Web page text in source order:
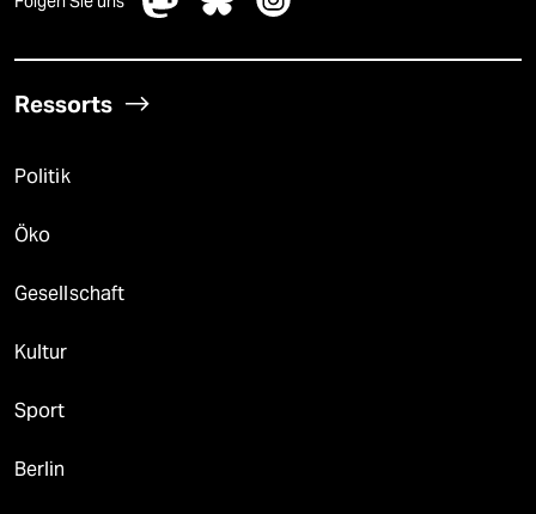
Ressorts
Politik
Öko
Gesellschaft
Kultur
Sport
Berlin